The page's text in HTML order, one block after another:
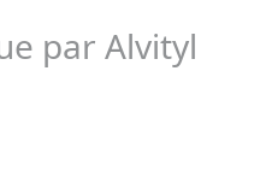
par Alvityl